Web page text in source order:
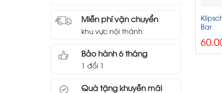
Miễn phí vận chuyển
khu vực nội thành
Bảo hành 6 tháng
1 đổi 1
Quà tặng khuyễn mãi
Bar